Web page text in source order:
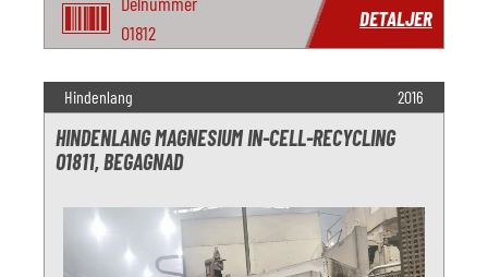
O1812
DETALJER
Hindenlang 2016
HINDENLANG MAGNESIUM IN-CELL-RECYCLING
O1811, BEGAGNAD